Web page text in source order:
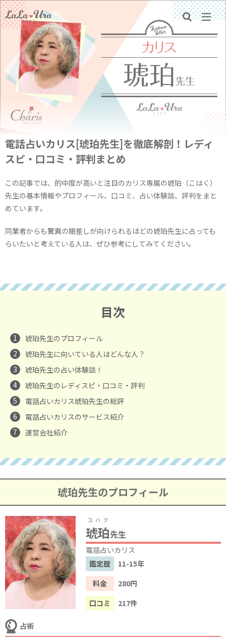
電話占いカリス[琥珀先生]を徹底解剖！レディ
スピ・口コミ・評判まとめ
この記事では、的中度が高いと注目のカリス専属の琥珀（こはく）
先生の基本情報やプロフィール、口コミ、占い体験談、評判をまと
めています。
同業者からも驚異の眼差しが向けられるほどの琥珀先生に占っても
らいたいと考えている人は、ぜひ参考にしてみてください。
目次
1
琥珀先生のプロフィール
2
琥珀先生に向いている人はどんな人？
3
琥珀先生の占い体験談！
4
琥珀先生のレディスピ・口コミ・評判
5
電話占いカリス琥珀先生の総評
6
電話占いカリスのサービス紹介
7
運営会社紹介
琥珀先生のプロフィール
琥珀
コハク
先生
電話占いカリス
鑑定歴
11-15年
料金
280円
口コミ
217件
占術